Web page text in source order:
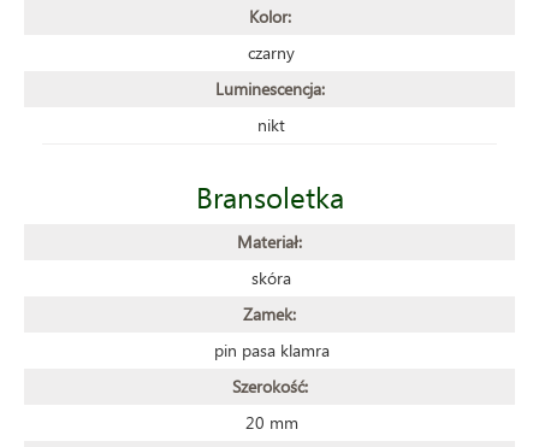
Kolor:
czarny
Luminescencja:
nikt
Bransoletka
Materiał:
skóra
Zamek:
pin pasa klamra
Szerokość:
20 mm